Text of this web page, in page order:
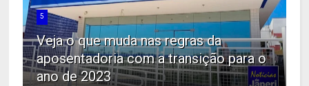
5
Veja o que muda nas regras da
aposentadoria com a transição para o
ano de 2023